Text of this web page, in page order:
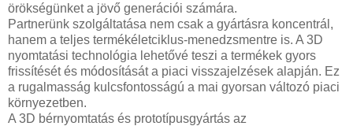
örökségünket a jövő generációi számára.
Partnerünk szolgáltatása nem csak a gyártásra koncentrál,
hanem a teljes termékéletciklus-menedzsmentre is. A 3D
nyomtatási technológia lehetővé teszi a termékek gyors
frissítését és módosítását a piaci visszajelzések alapján. Ez
a rugalmasság kulcsfontosságú a mai gyorsan változó piaci
környezetben.
A 3D bérnyomtatás és prototípusgyártás az